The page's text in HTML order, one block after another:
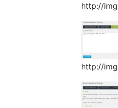
http://
http://